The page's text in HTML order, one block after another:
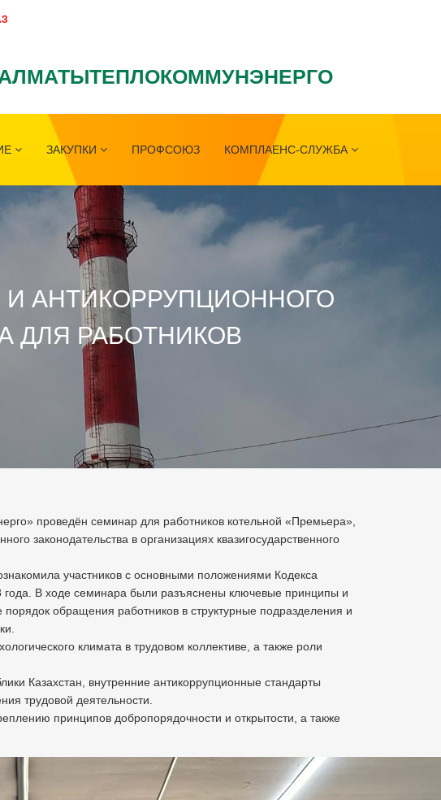
ЗАКУПКИ ПРОФСОЮЗ КОМПЛАЕНС-СЛУЖБА
АНТИКОРРУПЦИОННОГО
ДЛЯ РАБОТНИКОВ
проведён семинар для работников котельной «Премьера»,
законодательства в организациях квазигосударственного
участников с основными положениями Кодекса
В ходе семинара были разъяснены ключевые принципы и
обращения работников в структурные подразделения и
климата в трудовом коллективе, а также роли
Казахстан, внутренние антикоррупционные стандарты
трудовой деятельности.
принципов добропорядочности и открытости, а также